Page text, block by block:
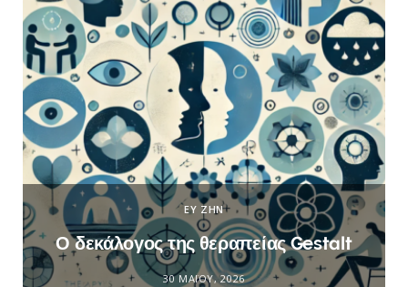
ΕΥ ΖΗΝ
Ο δεκάλογος της θεραπείας Gestalt
30 ΜΑΪ́ΟΥ, 2026